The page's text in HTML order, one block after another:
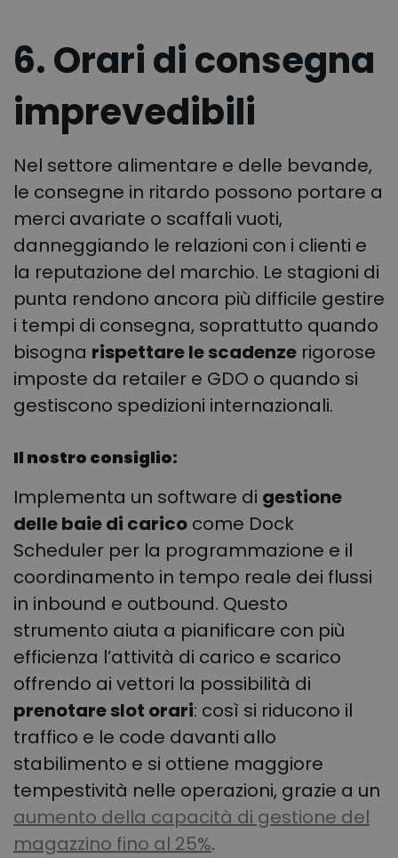
6. Orari di consegna
imprevedibili
Nel settore alimentare e delle bevande,
le consegne in ritardo possono portare a
merci avariate o scaffali vuoti,
danneggiando le relazioni con i clienti e
la reputazione del marchio. Le stagioni di
punta rendono ancora più difficile gestire
i tempi di consegna, soprattutto quando
bisogna rispettare le scadenze rigorose
imposte da retailer e GDO o quando si
gestiscono spedizioni internazionali.
Il nostro consiglio:
Implementa un software di gestione
delle baie di carico come Dock
Scheduler per la programmazione e il
coordinamento in tempo reale dei flussi
in inbound e outbound. Questo
strumento aiuta a pianificare con più
efficienza l’attività di carico e scarico
offrendo ai vettori la possibilità di
prenotare slot orari: così si riducono il
traffico e le code davanti allo
stabilimento e si ottiene maggiore
tempestività nelle operazioni, grazie a un
aumento della capacità di gestione del
magazzino fino al 25%.